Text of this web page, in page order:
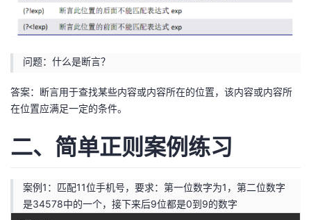
问题：什么是断言？
答案：断言用于查找某些内容或内容所在的位置，该内容或内容所
在位置应满足一定的条件。
二、简单正则案例练习
案例1：匹配11位手机号，要求：第一位数字为1，第二位数字
是34578中的一个，接下来后9位都是0到9的数字